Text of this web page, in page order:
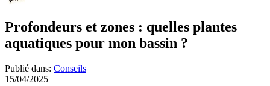
Profondeurs et zones : quelles plantes
aquatiques pour mon bassin ?
Publié dans: Conseils
15/04/2025